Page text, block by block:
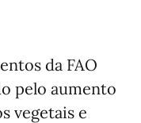
da FAO
pelo aumento
vegetais e